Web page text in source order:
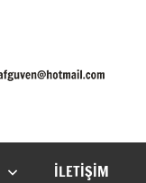
İLETIŞIM